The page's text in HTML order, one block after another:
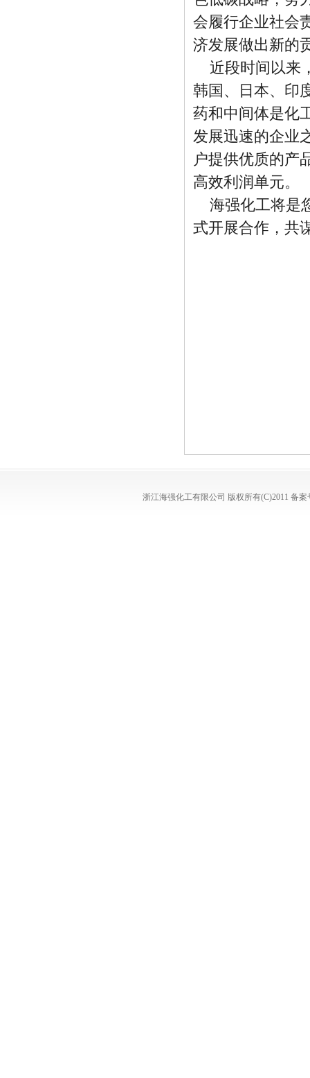
会履行企业社会
济发展做出新的
近段时间以来
韩国、日本、印
药和中间体是化
发展迅速的企业
户提供优质的产
高效利润单元。
海强化工将是
式开展合作，共
浙江海强化工有限公司 版权所有(C)2011 备案